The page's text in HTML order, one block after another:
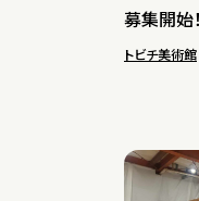
募集開始
トビチ美術館